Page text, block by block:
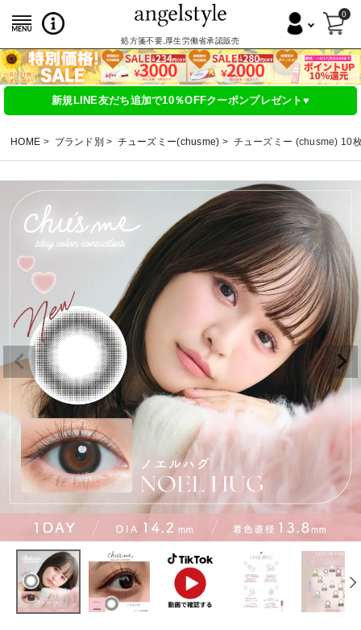
処方箋不要,厚生労働省承認販売
0
新規LINE友だち追加で10％OFFクーポンプレゼント♥
HOME ブランド別 チューズミー(chusme) チューズミー (chusme) 10